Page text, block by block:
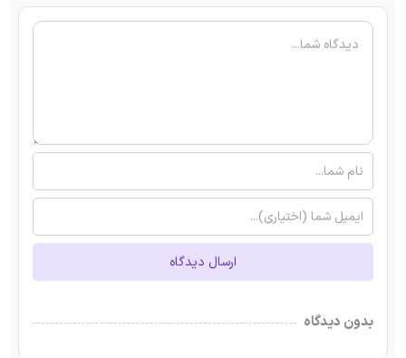
ارسال دیدگاه
بدون دیدگاه